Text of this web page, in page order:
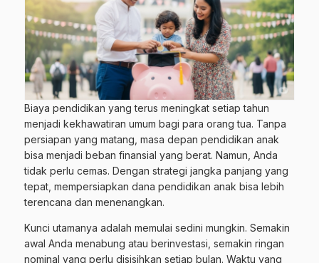
Biaya pendidikan yang terus meningkat setiap tahun
menjadi kekhawatiran umum bagi para orang tua. Tanpa
persiapan yang matang, masa depan pendidikan anak
bisa menjadi beban finansial yang berat. Namun, Anda
tidak perlu cemas. Dengan strategi jangka panjang yang
tepat, mempersiapkan dana pendidikan anak bisa lebih
terencana dan menenangkan.
Kunci utamanya adalah memulai sedini mungkin. Semakin
awal Anda menabung atau berinvestasi, semakin ringan
nominal yang perlu disisihkan setiap bulan. Waktu yang